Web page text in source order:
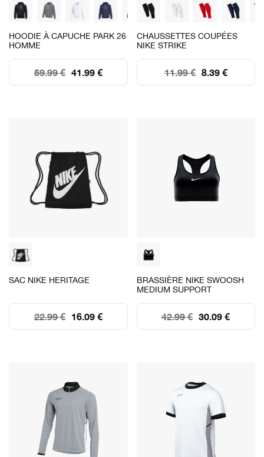
HOODIE À CAPUCHE PARK 26
HOMME
41.99 €
59.99 €
CHAUSSETTES COUPÉES
NIKE STRIKE
8.39 €
11.99 €
SAC NIKE HERITAGE
16.09 €
22.99 €
BRASSIÈRE NIKE SWOOSH
MEDIUM SUPPORT
30.09 €
42.99 €